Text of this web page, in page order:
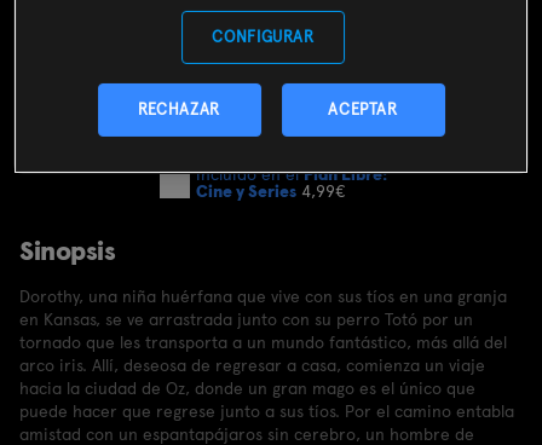
SOY CLIENTE
SUSCRIBIRME AHORA
Incluido en elPlan Libre:
Cine y Series 4,99€
Sinopsis
Dorothy, una niña huérfana que vive con sus tíos en una granja
en Kansas, se ve arrastrada junto con su perro Totó por un
tornado que les transporta a un mundo fantástico, más allá del
arco iris. Allí, deseosa de regresar a casa, comienza un viaje
hacia la ciudad de Oz, donde un gran mago es el único que
puede hacer que regrese junto a sus tíos. Por el camino entabla
amistad con un espantapájaros sin cerebro, un hombre de
CONFIGURAR
RECHAZAR ACEPTAR